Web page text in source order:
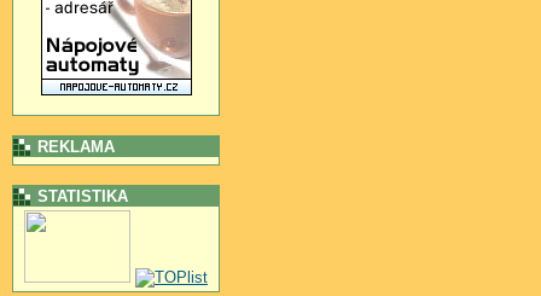
REKLAMA
STATISTIKA